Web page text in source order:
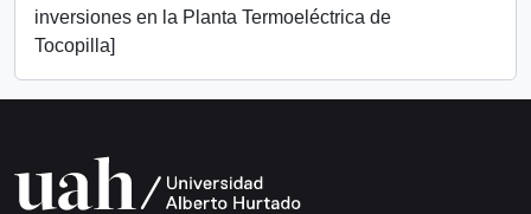
inversiones en la Planta Termoeléctrica de
Tocopilla]